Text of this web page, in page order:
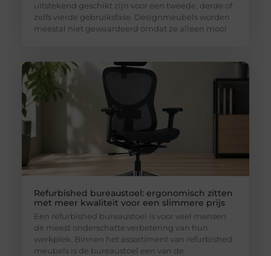
uitstekend geschikt zijn voor een tweede, derde of
zelfs vierde gebruiksfase. Designmeubels worden
meestal niet gewaardeerd omdat ze alleen mooi
Refurbished bureaustoel: ergonomisch zitten
met meer kwaliteit voor een slimmere prijs
Een refurbished bureaustoel is voor veel mensen
de meest onderschatte verbetering van hun
werkplek. Binnen het assortiment van refurbished
meubels is de bureaustoel een van de